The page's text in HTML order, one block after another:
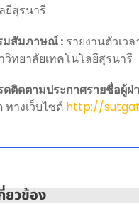
ยีสุรนารี
มสัมภาษณ์ : รายงานตัวเว
ทยาลัยเทคโนโลยีสุรนารี
ติดตามประกาศรายชื่อผู้ผ่
างเว็บไซต์ http://
ยวข้อง